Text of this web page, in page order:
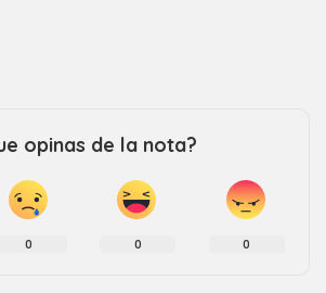
opinas de la nota?
0 0 0